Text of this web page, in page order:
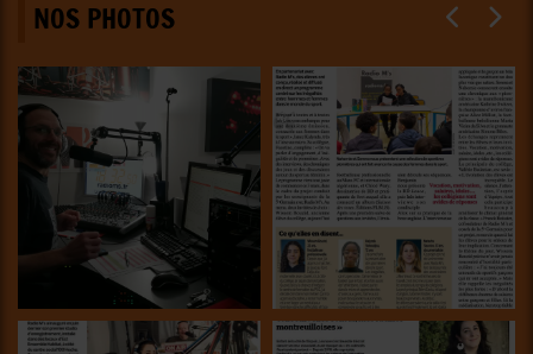
NOS PHOTOS